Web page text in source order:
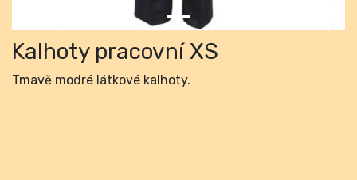
Kalhoty pracovní XS
Tmavě modré látkové kalhoty.